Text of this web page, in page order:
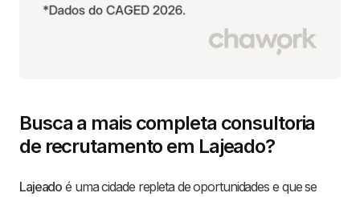
Busca a mais completa consultoria
de recrutamento em Lajeado?
Lajeado é uma cidade repleta de oportunidades e que se